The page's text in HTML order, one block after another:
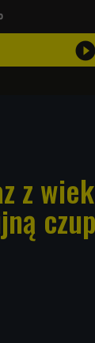

z